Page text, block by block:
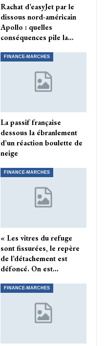
Rachat d’easyJet par le
dissous nord-américain
Apollo : quelles
conséquences pile la…
FINANCE-MARCHES
La passif française
dessous la ébranlement
d’un réaction boulette de
neige
FINANCE-MARCHES
« Les vitres du refuge
sont fissurées, le repère
de l’détachement est
défoncé. On est…
FINANCE-MARCHES